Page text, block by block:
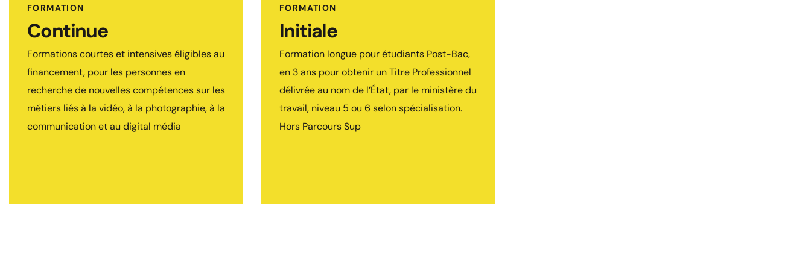
FORMATION
Continue
Formations courtes et intensives éligibles au
financement, pour les personnes en
recherche de nouvelles compétences sur les
métiers liés à la vidéo, à la photographie, à la
communication et au digital média
communication, les Community managers,
les demandeurs d’emploi, les personnes en
reconversion, et plus généralement les
passionnés des métiers de l’image.
COMMENT ?
Financées par votre opérateur de
compétences, les fonds de formation
FORMATION
Initiale
Formation longue pour étudiants Post-Bac,
en 3 ans pour obtenir un Titre Professionnel
délivrée au nom de l’État, par le ministère du
travail, niveau 5 ou 6 selon spécialisation.
Hors Parcours Sup
Les 18-25 ans détenteurs du Baccalauréat,
souhaitant se former aux métiers du cinéma,
(réalisateur, monteur, chef opérateur …). et
plus largement de la vidéo.
COMMENT ?
Sur dossier et sur entretien.